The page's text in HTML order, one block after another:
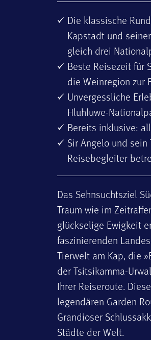
Die klassische
Kapstadt und
gleich drei
Beste Reisezeit für
die Weinregion zur
Unvergessliche
Hluhluwe-
Bereits inklusive:
Sir Angelo und
Reisebegleiter
Das Sehnsuchtsziel
Traum wie im
glückselige Ewigkeit
faszinierenden
Tierwelt am Kap, die
der Tsitsikamma-
Ihrer Reiseroute.
legendären Garden
Grandioser
Städte der Welt.